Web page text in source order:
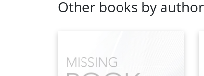
Other books by author